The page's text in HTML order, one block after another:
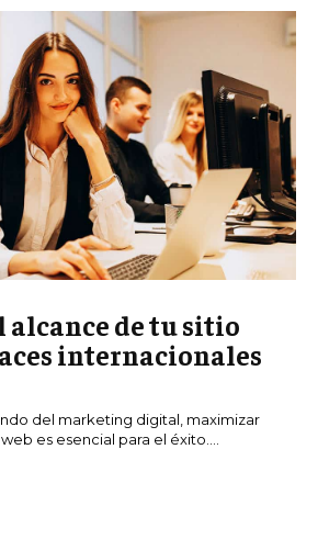
de tu sitio
internacionales
del marketing digital, maximizar
es esencial para el éxito....